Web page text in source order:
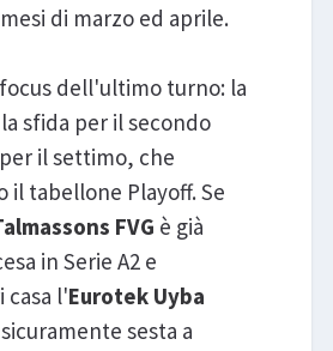
di marzo ed aprile.
dell'ultimo turno: la
sfida per il secondo
il settimo, che
il tabellone Playoff. Se
FVG è già
in Serie A2 e
casa l'Eurotek Uyba
sesta a